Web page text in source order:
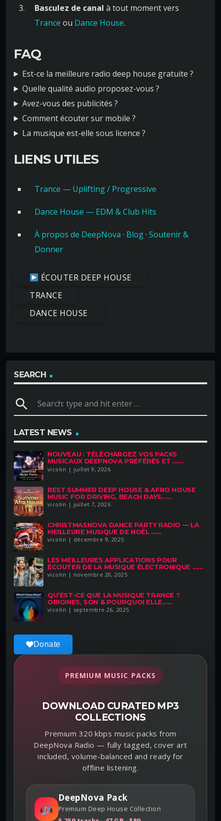
Basculez de canal à tout moment vers
Trance ou Dance House.
FAQ
Est-ce la meilleure radio deep house gratuite ?
Quelle qualité audio proposez-vous ?
Avez-vous des publicités ?
Comment écouter sur mobile ?
La musique est-elle sous licence ?
LIENS UTILES
Trance — Uplifting / Progressive
Dance House — EDM & Club Hits
À propos de DeepNova · Blog· Soutenir &
Donner
ÉCOUTER DEEP HOUSE
TRANCE
DANCE HOUSE
SEARCH
search
LATEST NEWS
NOUVEAU : TÉLÉCHARGEZ VOS PACKS
MUSICAUX DEEPNOVA PRÉFÉRÉS ET ......
vicolin | juillet 9, 2026
BEST SUMMER DEEP HOUSE & AFRO HOUSE
MUSIC FOR DRIVING, BEACH DAYS......
vicolin | juillet 7, 2026
CHRISTMASNOVA DANCE PARTY RADIO — LA
MEILLEURE MUSIQUE DE NOËL ......
vicolin | décembre 9, 2025
LES MEILLEURES APPLICATIONS POUR
ÉCOUTER DE LA MUSIQUE ÉLECTRONIQUE ......
vicolin | novembre 20, 2025
QU’EST-CE QUE LA MUSIQUE TRANCE ?
ORIGINES, SON & POURQUOI ELLE......
vicolin | septembre 26, 2025
Donate
PREMIUM MUSIC PACKS
DOWNLOAD CURATED MP3
COLLECTIONS
Premium 320 kbps music packs from
DeepNova Radio — fully tagged, cover art
included, volume-balanced and ready for
offline listening.
DeepNova Pack
Premium Deep House Collection